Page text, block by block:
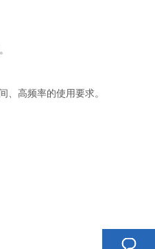
高频率的使用要求。